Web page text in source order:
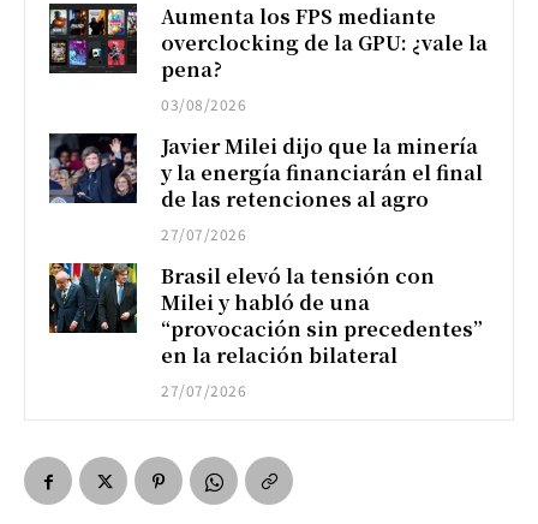
Aumenta los FPS mediante
overclocking de la GPU: ¿vale la
pena?
03/08/2026
Javier Milei dijo que la minería
y la energía financiarán el final
de las retenciones al agro
27/07/2026
Brasil elevó la tensión con
Milei y habló de una
“provocación sin precedentes”
en la relación bilateral
27/07/2026